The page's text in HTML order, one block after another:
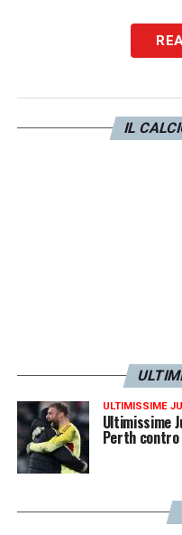
Due proteste per i
tocchi di mano in
movimento è
LA PLAYLIST
IL
ULTIMISSIME
Ultimissime
Perth